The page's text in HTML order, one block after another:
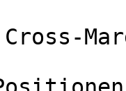
Cross-